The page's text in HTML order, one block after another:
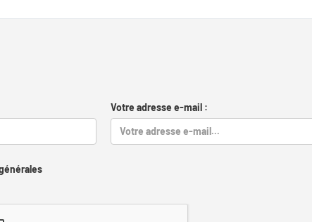
Votre adresse e-mail :